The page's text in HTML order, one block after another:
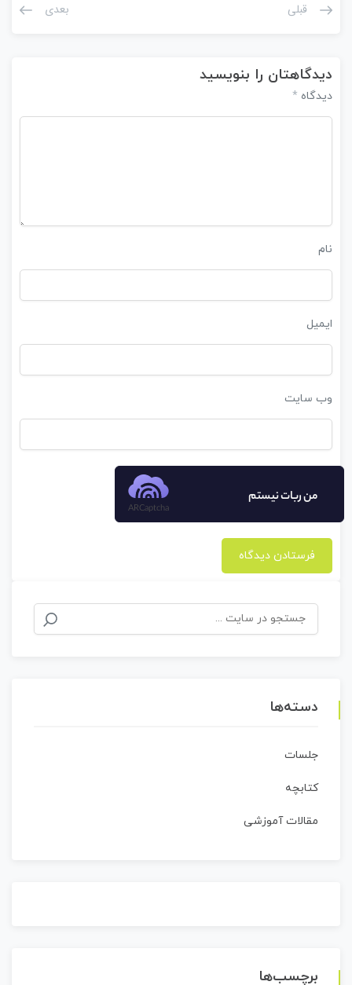
قبلی بعدی
دیدگاهتان را بنویسید
دیدگاه *
نام
ایمیل
وب‌ سایت
من ربات نیستم
ARCaptcha
جستجو
برای:
دسته‌ها
جلسات
کتابچه
مقالات آموزشی
برچسب‌ها